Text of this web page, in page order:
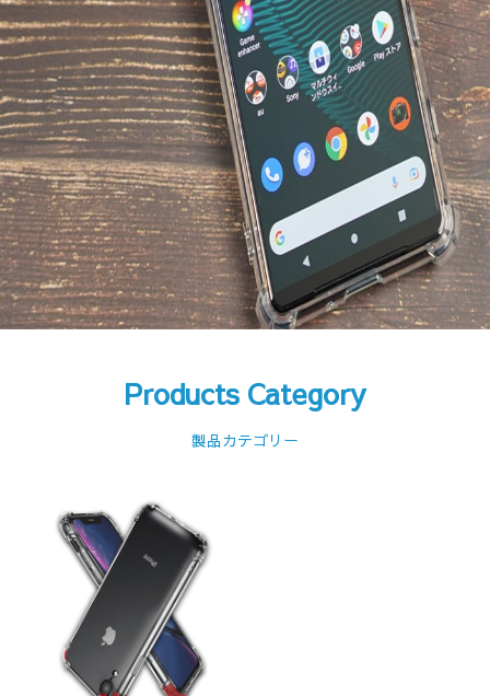
Products Category
製品カテゴリー